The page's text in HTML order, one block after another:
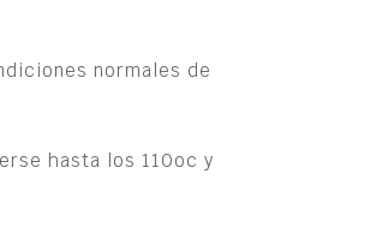
normales de
hasta los 110oc y